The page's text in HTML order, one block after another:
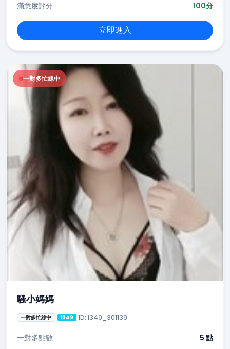
滿意度評分
100分
立即進入
一對多忙線中
騷小媽媽
一對多忙線中 i349 ID: i349_301139
一對多點數 5 點